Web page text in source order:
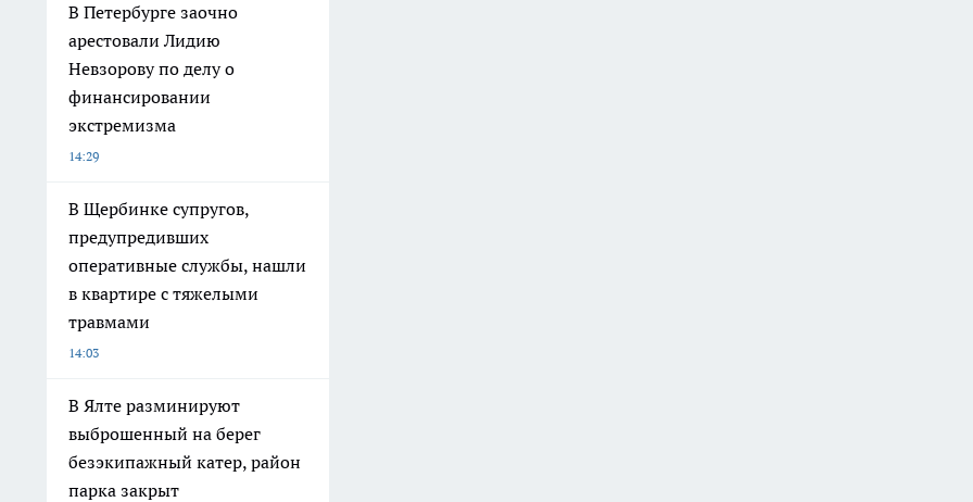
В Петербурге заочно
арестовали Лидию
Невзорову по делу о
финансировании
экстремизма
14:29
В Щербинке супругов,
предупредивших
оперативные службы, нашли
в квартире с тяжелыми
травмами
14:03
В Ялте разминируют
выброшенный на берег
безэкипажный катер, район
парка закрыт